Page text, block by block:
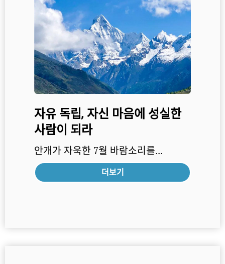
자유 독립, 자신 마음에 성실한
사람이 되라
안개가 자욱한 7월 바람소리를...
더보기